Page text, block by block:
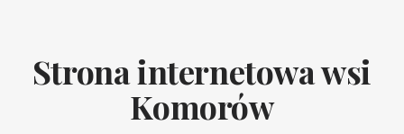
Strona internetowa wsi
Komorów